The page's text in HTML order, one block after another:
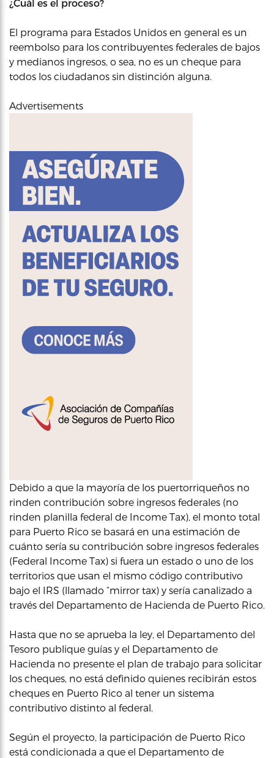
¿Cuál es el proceso?
El programa para Estados Unidos en general es un
reembolso para los contribuyentes federales de bajos
y medianos ingresos, o sea, no es un cheque para
todos los ciudadanos sin distinción alguna.
Advertisements
Debido a que la mayoría de los puertorriqueños no
rinden contribución sobre ingresos federales (no
rinden planilla federal de Income Tax), el monto total
para Puerto Rico se basará en una estimación de
cuánto sería su contribución sobre ingresos federales
(Federal Income Tax) si fuera un estado o uno de los
territorios que usan el mismo código contributivo
bajo el IRS (llamado “mirror tax) y sería canalizado a
través del Departamento de Hacienda de Puerto Rico.
Hasta que no se aprueba la ley, el Departamento del
Tesoro publique guías y el Departamento de
Hacienda no presente el plan de trabajo para solicitar
los cheques, no está definido quienes recibirán estos
cheques en Puerto Rico al tener un sistema
contributivo distinto al federal.
Según el proyecto, la participación de Puerto Rico
está condicionada a que el Departamento de